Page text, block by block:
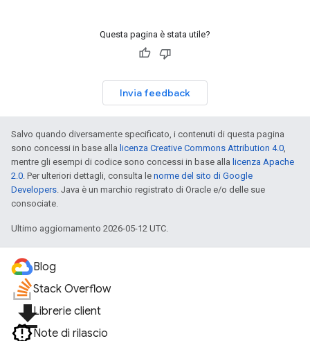
Questa pagina è stata utile?
Invia feedback
Salvo quando diversamente specificato, i contenuti di questa pagina
sono concessi in base alla licenza Creative Commons Attribution 4.0,
mentre gli esempi di codice sono concessi in base alla licenza Apache
2.0. Per ulteriori dettagli, consulta le norme del sito di Google
Developers. Java è un marchio registrato di Oracle e/o delle sue
consociate.
Ultimo aggiornamento 2026-05-12 UTC.
Blog
Stack Overflow
file_downloadLibrerie client
Note di rilascio